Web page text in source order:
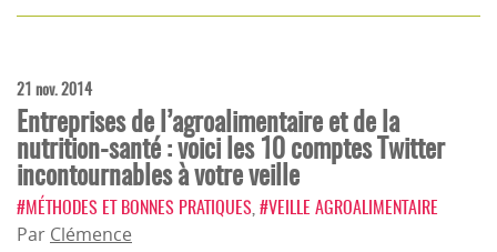
21 nov. 2014
Entreprises de l’agroalimentaire et de la
nutrition-santé : voici les 10 comptes Twitter
incontournables à votre veille
#MÉTHODES ET BONNES PRATIQUES #VEILLE AGROALIMENTAIRE
Par Clémence